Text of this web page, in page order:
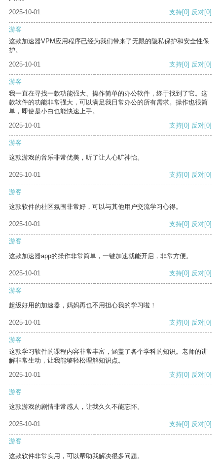
2025-10-01
支持[0] 反对[0]
游客
这款加速器VPM应用程序已经为我们带来了无限的隐私保护和安全性保
护。
2025-10-01
支持[0] 反对[0]
游客
我一直在寻找一款功能强大、操作简单的办公软件，终于找到了它。这
款软件的功能非常强大，可以满足我日常办公的所有需求。操作也很简
单，即使是小白也能快速上手。
2025-10-01
支持[0] 反对[0]
游客
这款游戏的音乐非常优美，听了让人心旷神怡。
2025-10-01 支持[0] 反对[0]
游客
这款软件的社区氛围非常好，可以与其他用户交流学习心得。
2025-10-01 支持[0] 反对[0]
游客
这款加速器app的操作非常简单，一键加速就能开启，非常方便。
2025-10-01 支持[0] 反对[0]
游客
超级好用的加速器，妈妈再也不用担心我的学习啦！
2025-10-01 支持[0] 反对[0]
游客
这款学习软件的课程内容非常丰富，涵盖了各个学科的知识。老师的讲
解非常生动，让我能够轻松理解知识点。
2025-10-01
支持[0] 反对[0]
游客
这款游戏的剧情非常感人，让我久久不能忘怀。
2025-10-01 支持[0] 反对[0]
游客
这款软件非常实用，可以帮助我解决很多问题。